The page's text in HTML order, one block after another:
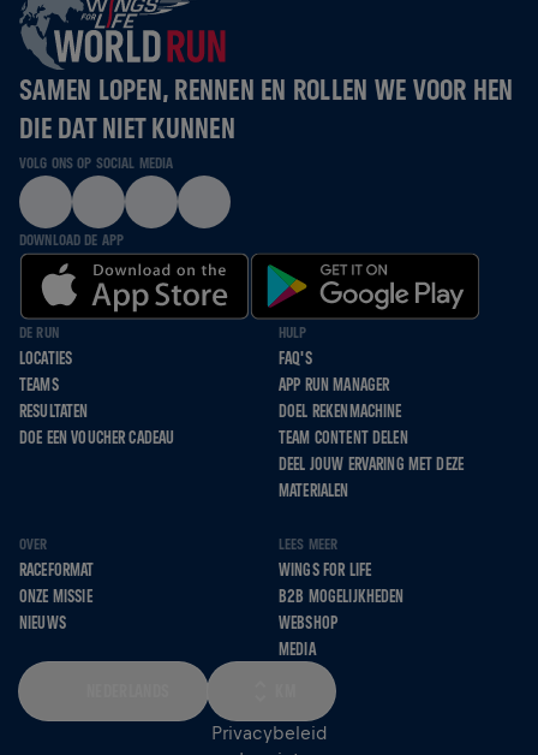
SAMEN LOPEN, RENNEN EN ROLLEN WE VOOR HEN
DIE DAT NIET KUNNEN
VOLG ONS OP SOCIAL MEDIA
DOWNLOAD DE APP
DE RUN
LOCATIES
TEAMS
RESULTATEN
DOE EEN VOUCHER CADEAU
HULP
FAQ'S
APP RUN MANAGER
DOEL REKENMACHINE
TEAM CONTENT DELEN
DEEL JOUW ERVARING MET DEZE
MATERIALEN
OVER
RACEFORMAT
ONZE MISSIE
NIEUWS
LEES MEER
WINGS FOR LIFE
B2B MOGELIJKHEDEN
WEBSHOP
MEDIA
Privacybeleid